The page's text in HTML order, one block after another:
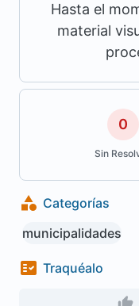
Hasta el
material
0
Sin
Categorías
municipalidades
Traquéalo